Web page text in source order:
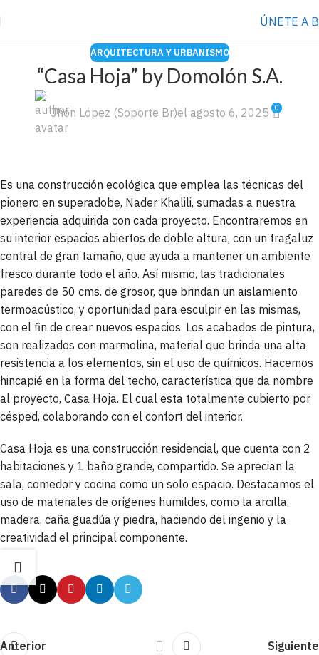
ÚNETE A
ARQUITECTURA Y URBANISMO
“Casa Hoja” by Domolón S.A.
Jhon López (Soporte Br)el agosto 6, 2025 0
Es una construcción ecológica que emplea las técnicas del
pionero en superadobe, Nader Khalili, sumadas a nuestra
experiencia adquirida con cada proyecto. Encontraremos en
su interior espacios abiertos de doble altura, con un tragaluz
central de gran tamaño, que ayuda a mantener un ambiente
fresco durante todo el año. Así mismo, las tradicionales
paredes de 50 cms. de grosor, que brindan un aislamiento
termoacústico, y oportunidad para esculpir en las mismas,
con el fin de crear nuevos espacios. Los acabados de pintura,
son realizados con marmolina, material que brinda una alta
resistencia a los elementos, sin el uso de químicos. Hacemos
hincapié en la forma del techo, característica que da nombre
al proyecto, Casa Hoja. El cual esta totalmente cubierto por
césped, colaborando con el confort del interior.
Casa Hoja es una construcción residencial, que cuenta con 2
habitaciones y 1 baño grande, compartido. Se aprecian la
sala, comedor y cocina como un solo espacio. Destacamos el
uso de materiales de orígenes humildes, como la arcilla,
madera, caña guadúa y piedra, haciendo del ingenio y la
creatividad el principal componente.
Anterior Siguiente